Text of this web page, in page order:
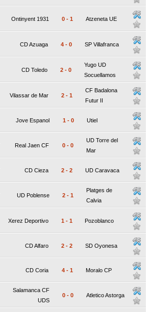
Ontinyent 1931 0 - 1 Atzeneta UE
CD Azuaga 4 - 0 SP Villafranca
CD Toledo 2 - 0
Yugo UD
Socuellamos
Vilassar de Mar 2 - 1
CF Badalona
Futur II
Jove Espanol 1 - 0 Utiel
Real Jaen CF 0 - 0
UD Torre del
Mar
CD Cieza 2 - 2 UD Caravaca
UD Poblense 2 - 1
Platges de
Calvia
Xerez Deportivo 1 - 1 Pozoblanco
CD Alfaro 2 - 2 SD Oyonesa
CD Coria 4 - 1 Moralo CP
Salamanca CF
UDS
0 - 0 Atletico Astorga